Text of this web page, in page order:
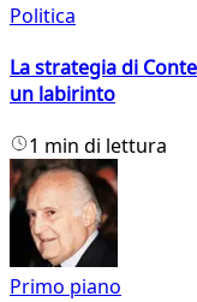
Politica
La strategia di
un labirinto
1 min di lettura
Primo piano